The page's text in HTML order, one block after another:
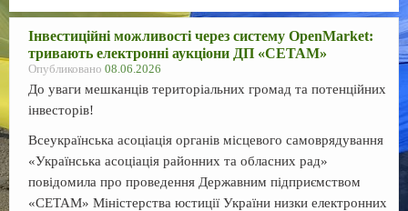
Регламент
Сесії
Контакти
Інвестиційні можливості через систему OpenMarket:
тривають електронні аукціони ДП «СЕТАМ»
Опубликовано 08.06.2026
До уваги мешканців територіальних громад та потенційних
інвесторів!
Всеукраїнська асоціація органів місцевого самоврядування
«Українська асоціація районних та обласних рад»
повідомила про проведення Державним підприємством
«СЕТАМ» Міністерства юстиції України низки електронних